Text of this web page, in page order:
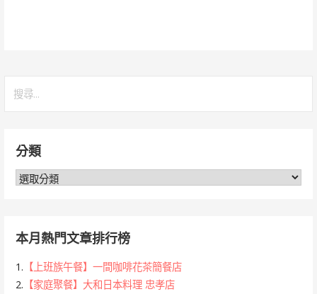
字:分類
分
本月熱門文章排行榜
1. 【上班族午餐】一間咖啡花茶簡餐店
2. 【家庭聚餐】大和日本料理 忠孝店